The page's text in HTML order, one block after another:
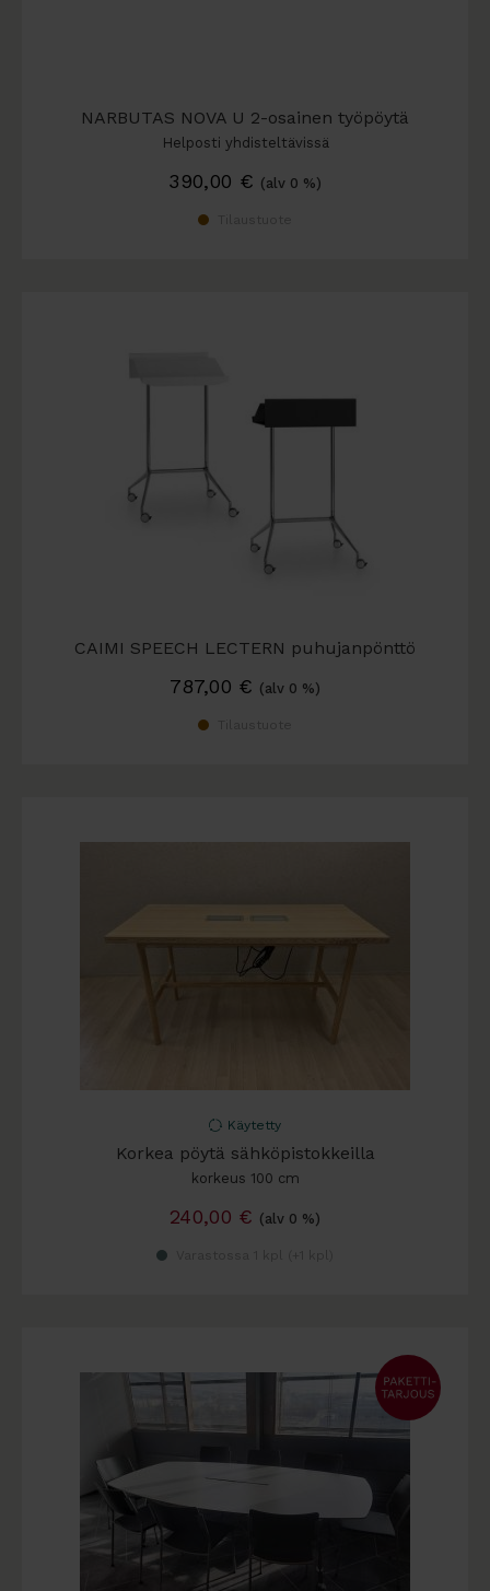
NARBUTAS NOVA U 2-osainen työpöytä
Helposti yhdisteltävissä
390,00 € (alv 0 %)
CAIMI SPEECH LECTERN puhujanpönttö
787,00 € (alv 0 %)
Käytetty
Korkea pöytä sähköpistokkeilla
korkeus 100 cm
240,00 € (alv 0 %)